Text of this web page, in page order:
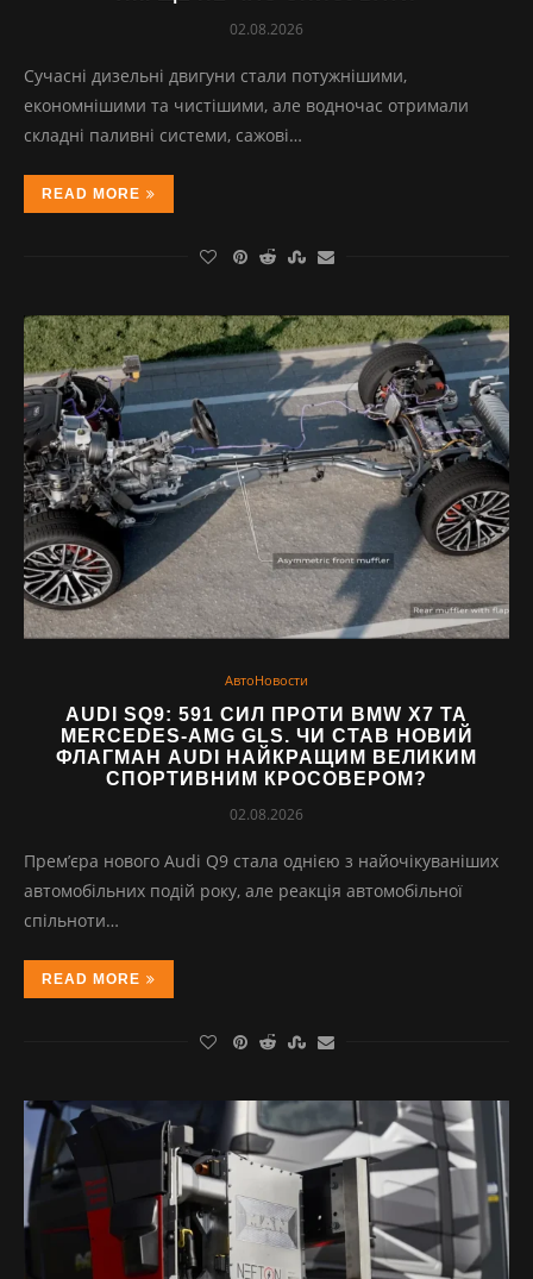
02.08.2026
Сучасні дизельні двигуни стали потужнішими,
економнішими та чистішими, але водночас отримали
складні паливні системи, сажові…
READ MORE
АвтоНовости
AUDI SQ9: 591 СИЛ ПРОТИ BMW X7 ТА
MERCEDES-AMG GLS. ЧИ СТАВ НОВИЙ
ФЛАГМАН AUDI НАЙКРАЩИМ ВЕЛИКИМ
СПОРТИВНИМ КРОСОВЕРОМ?
02.08.2026
Прем’єра нового Audi Q9 стала однією з найочікуваніших
автомобільних подій року, але реакція автомобільної
спільноти…
READ MORE